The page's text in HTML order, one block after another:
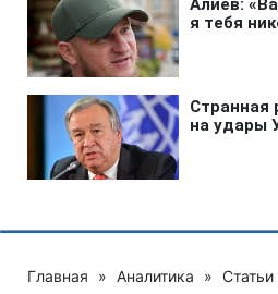
Главная » Аналитика » Статьи